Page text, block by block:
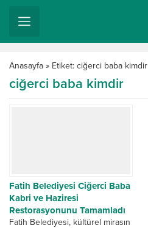
Anasayfa » Etiket: ciğerci baba kimdir
ciğerci baba kimdir
Fatih Belediyesi Ciğerci Baba
Kabri ve Haziresi
Restorasyonunu Tamamladı
Fatih Belediyesi, kültürel mirasın